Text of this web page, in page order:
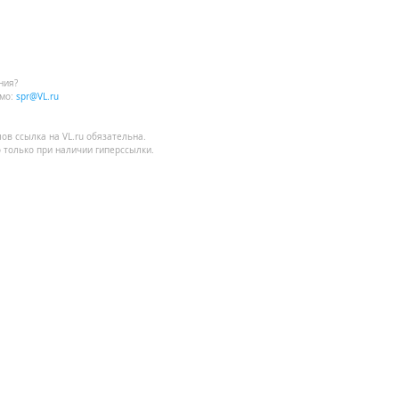
spr@VL.ru
ссылка на VL.ru обязательна.
при наличии гиперссылки.